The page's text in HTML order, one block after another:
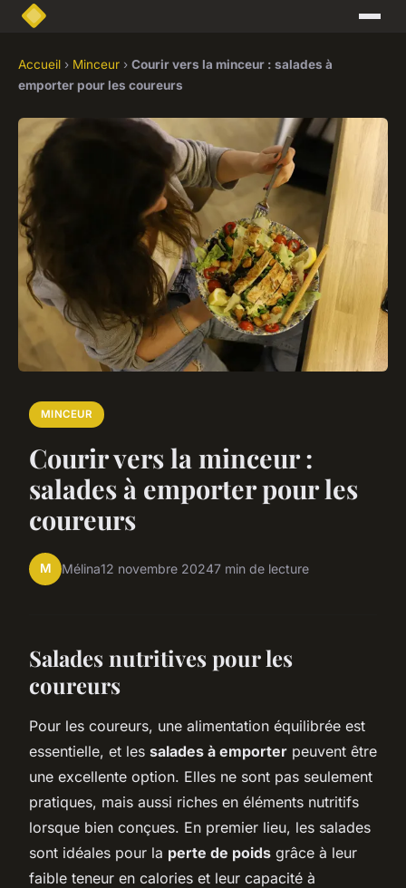
Accueil › Minceur › Courir vers la minceur : salades à
emporter pour les coureurs
MINCEUR
Courir vers la minceur :
salades à emporter pour les
coureurs
M Mélina12 novembre 20247 min de lecture
Salades nutritives pour les
coureurs
Pour les coureurs, une alimentation équilibrée est
essentielle, et les salades à emporter peuvent être
une excellente option. Elles ne sont pas seulement
pratiques, mais aussi riches en éléments nutritifs
lorsque bien conçues. En premier lieu, les salades
sont idéales pour la perte de poids grâce à leur
faible teneur en calories et leur capacité à